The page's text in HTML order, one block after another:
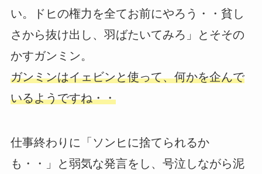
い。ドヒの権力を全てお前にやろう・・貧し
さから抜け出し、羽ばたいてみろ」とそその
かすガンミン。
ガンミンはイェビンと使って、何かを企んで
いるようですね・・
仕事終わりに「ソンヒに捨てられるか
も・・」と弱気な発言をし、号泣しながら泥